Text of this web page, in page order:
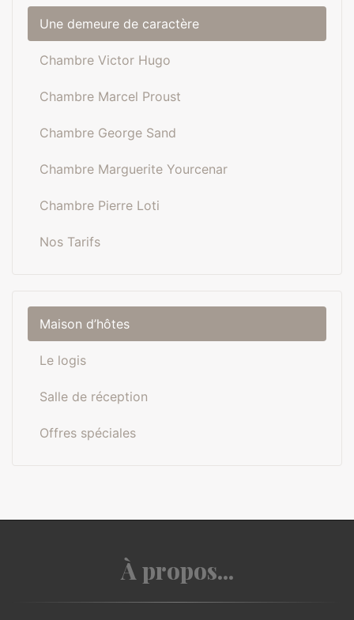
Une demeure de caractère
Chambre Victor Hugo
Chambre Marcel Proust
Chambre George Sand
Chambre Marguerite Yourcenar
Chambre Pierre Loti
Nos Tarifs
Maison d’hôtes
Le logis
Salle de réception
Offres spéciales
À propos...